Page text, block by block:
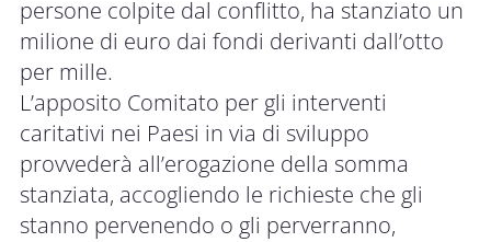
persone colpite dal conflitto, ha stanziato un
milione di euro dai fondi derivanti dall’otto
per mille.
L’apposito Comitato per gli interventi
caritativi nei Paesi in via di sviluppo
provvederà all’erogazione della somma
stanziata, accogliendo le richieste che gli
stanno pervenendo o gli perverranno,